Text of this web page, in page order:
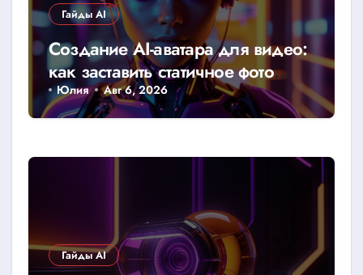
Гайды AI
Создание AI-аватара для видео:
как заставить статичное фото
говорить
Юлия Авг 6, 2026
Гайды AI